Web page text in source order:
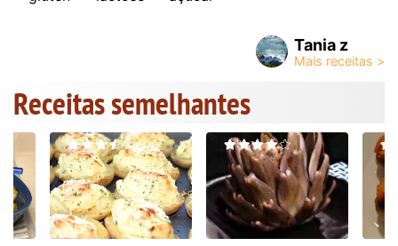
Tania z
Receitas semelhantes